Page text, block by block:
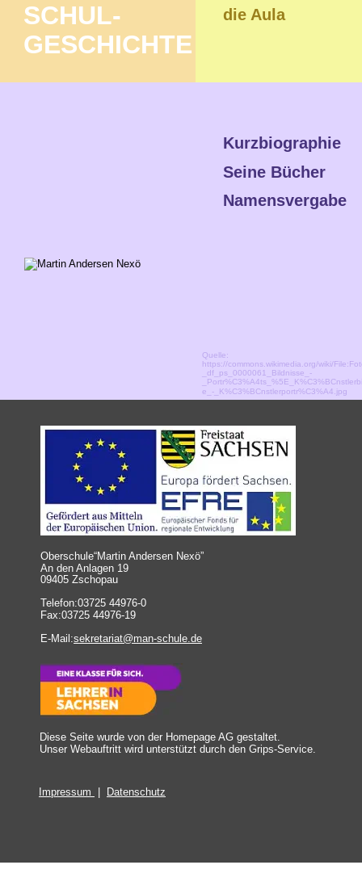
Impressum Datenschutz
Diese Seite wurde von der Homepage AG gestaltet.
Unser Webauftritt wird unterstützt durch den Grips-Service
Oberschule“Martin Andersen Nexö”
An den Anlagen 19
09405 Zschopau
Telefon:03725 44976-0
Fax:03725 44976-19
E-Mail:sekretariat@man-schule.de
die Aula
SCHUL-
GESCHICHTE
Quelle:
https://commons.wikimedia.org/wiki/
_df_ps_0000061_Bildnisse_-
e_-_K%C3%BCnstlerportr%C3%A4.jpg
Kurzbiographie
Seine Bücher
Namensvergabe